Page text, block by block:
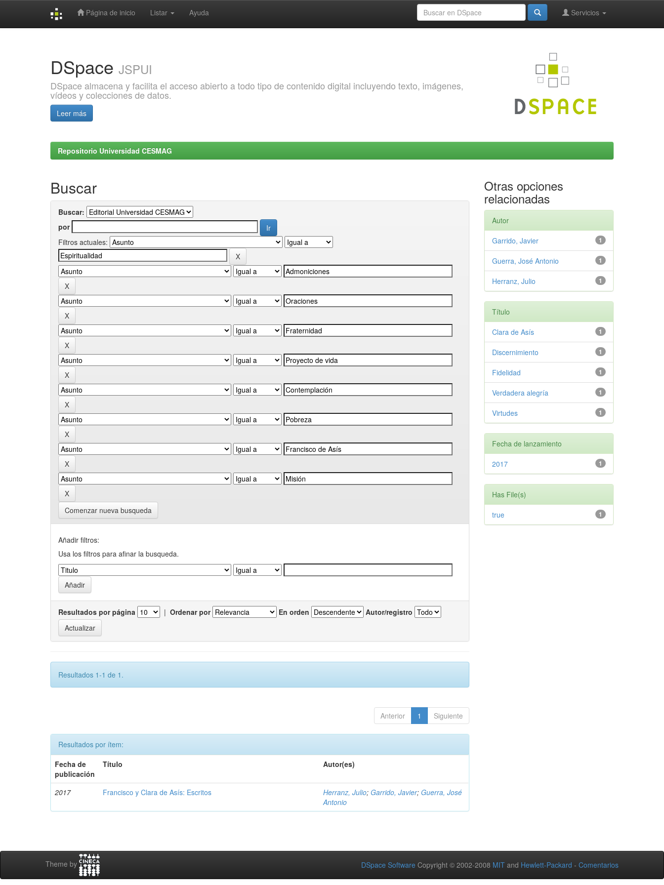
Página de inicio Listar Ayuda Servicios
DSpace JSPUI
DSpace almacena y facilita el acceso abierto a todo tipo de contenido digital incluyendo texto, imágenes,
vídeos y colecciones de datos.
Leer más
Repositorio Universidad CESMAG
Buscar
Buscar:
por
Filtros actuales:
Comenzar nueva busqueda
Añadir filtros:
Usa los filtros para afinar la busqueda.
Resultados por página | Ordenar por En orden Autor/registro
Resultados 1-1 de 1.
Anterior 1 Siguiente
Resultados por ítem:
Fecha de
publicación
Título Autor(es)
2017 Francisco y Clara de Asís: Escritos Herranz, Julio; Garrido, Javier; Guerra, José
Antonio
Otras opciones
relacionadas
Autor
1
Garrido, Javier
1
Guerra, José Antonio
1
Herranz, Julio
Título
1
Clara de Asís
1
Discernimiento
1
Fidelidad
1
Verdadera alegría
1
Virtudes
Fecha de lanzamiento
1
2017
Has File(s)
1
true
Theme by DSpace Software Copyright © 2002-2008 MIT and Hewlett-Packard - Comentarios